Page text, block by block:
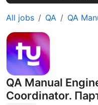
All jobs QA QA
QA Manual
Coordinator.